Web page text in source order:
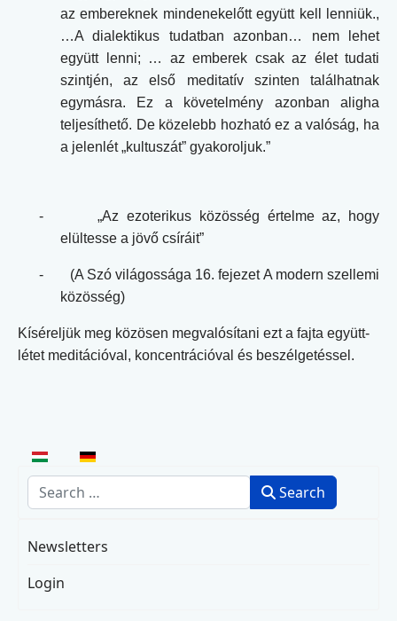
az embereknek mindenekelőtt együtt kell lenniük.,
…A dialektikus tudatban azonban… nem lehet
együtt lenni; … az emberek csak az élet tudati
szintjén, az első meditatív szinten találhatnak
egymásra. Ez a követelmény azonban aligha
teljesíthető. De közelebb hozható ez a valóság, ha
a jelenlét „kultuszát” gyakoroljuk.”
-
„Az ezoterikus közösség értelme az, hogy
elültesse a jövő csíráit”
-
(A Szó világossága 16. fejezet A modern szellemi
közösség)
Kíséreljük meg közösen megvalósítani ezt a fajta együtt-
létet meditációval, koncentrációval és beszélgetéssel.
Select your language
Search
Search
Newsletters
Login